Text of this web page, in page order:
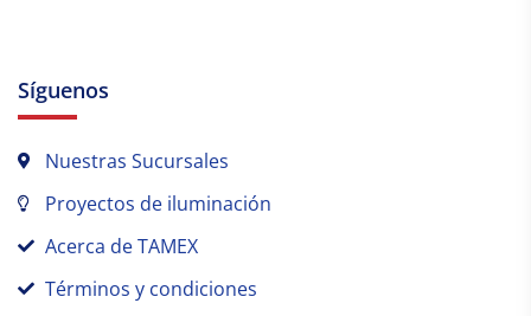
Síguenos
Nuestras Sucursales
Proyectos de iluminación
Acerca de TAMEX
Términos y condiciones